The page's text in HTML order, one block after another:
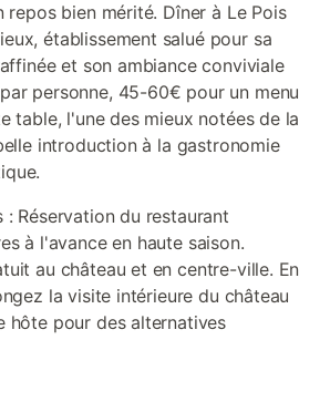
repos bien mérité. Dîner à Le Pois
établissement salué pour sa
et son ambiance conviviale
personne, 45-60€ pour un menu
table, l'une des mieux notées de la
introduction à la gastronomie
: Réservation du restaurant
à l'avance en haute saison.
au château et en centre-ville. En
la visite intérieure du château
hôte pour des alternatives